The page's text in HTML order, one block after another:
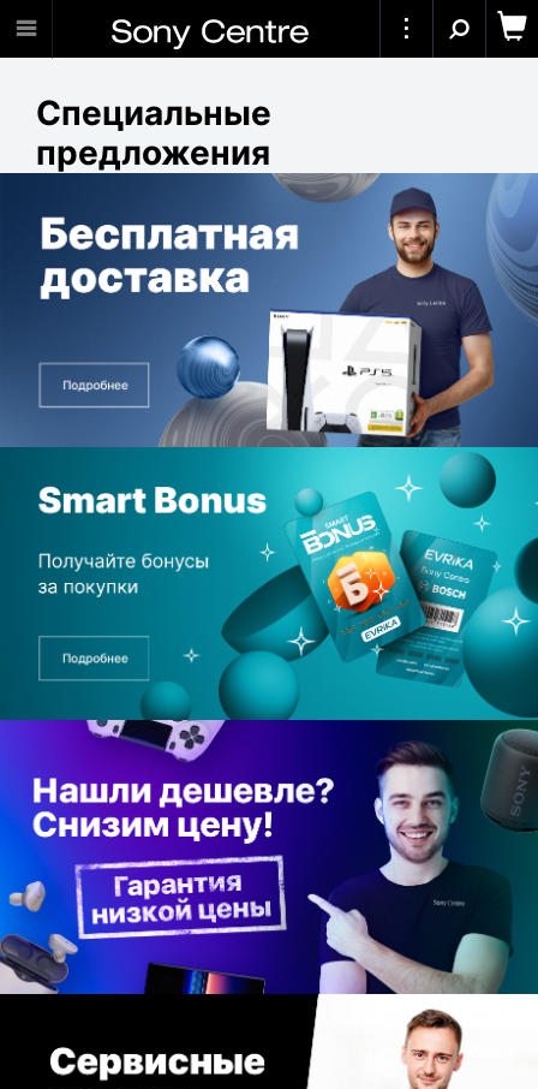
Специальные
предложения